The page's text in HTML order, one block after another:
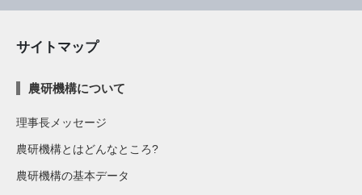
サイトマップ
農研機構について
理事長メッセージ
農研機構とはどんなところ?
農研機構の基本データ